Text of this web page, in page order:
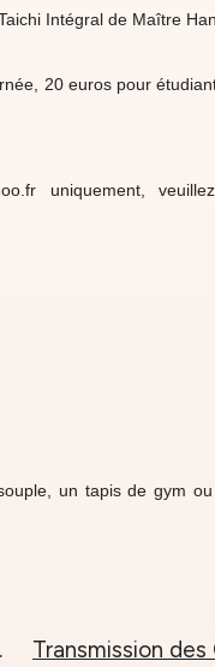
Intégral de Maître
20 euros pour
uniquement,
un tapis de gym
2017